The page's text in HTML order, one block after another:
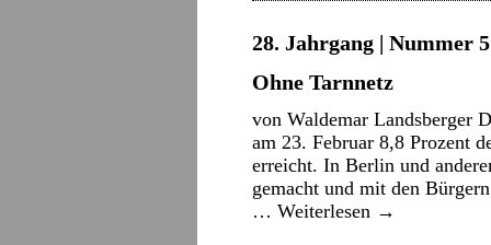
28. Jahrgang | Nummer
Ohne Tarnnetz
von Waldemar Landsberger
am 23. Februar 8,8 Prozent
erreicht. In Berlin und
gemacht und mit den
… Weiterlesen →